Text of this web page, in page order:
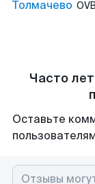
Толмачево OVB
Часто
Оставьте